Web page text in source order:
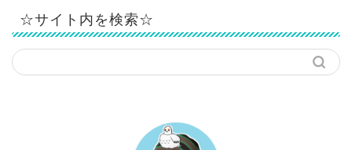
☆サイト内を検索☆